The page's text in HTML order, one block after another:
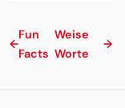
←
Fun
Facts
Weise
Worte
→